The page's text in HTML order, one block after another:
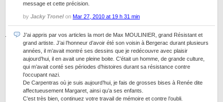
message et cette précision.
by Jacky Tronel on Mar 27, 2010 at 19 h 31 min
J’ai appris par vos articles la mort de Max MOULINIER, grand Résistant et
grand artiste. J’ai l’honneur d’avoir été son voisin à Bergerac durant plusieurs
années, il m’avait montré ses dessins que je redécouvre avec plaisir
aujourd’hui, il en avait une pleine boite. C’était un homme, de grande culture,
qui m’avait conté ses périodes d’histoires durant sa résistance contre
l’occupant nazi.
De Carpentras où je suis aujourd’hui, je fais de grosses bises à Renée dite
affectueusement Margaret, ainsi qu’a ses enfants.
C’est très bien, continuez votre travail de mémoire et contre l’oubli.